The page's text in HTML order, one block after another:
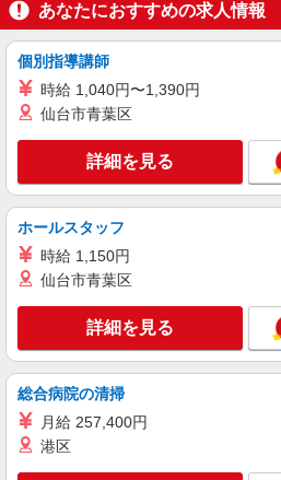
キープ
契約社員
Wilson
［契約社員］ 月
月） ■ 交通費全額支
始手当 ■ インセンティブ(年
より考慮いたします
アーバンドック
豊洲2-4-9 アーバン
キープ
petit main（プティマイン） ららぽー
子ども服販売スタ
入社から3ヶ月
時給1,230〜1,290
に応じて時給は、決
服経験者の方は、
通費規定内支給（
≪petit main（
あなたにおすすめの求人情報
個別指導講師
時給 1,040円〜1,390円
仙台市青葉区
詳細を見る
ホールスタッフ
時給 1,150円
仙台市青葉区
詳細を見る
総合病院の清掃
月給 257,400円
港区